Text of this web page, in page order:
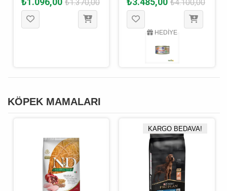
Kanarya Yumurta
Maması 4 Kg
₺1.370,00 ₺4.100,00
HEDİYE
KÖPEK MAMALARI
KARGO BEDAVA!